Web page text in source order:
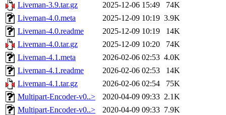
Liveman-3.9.tar.gz
2025-12-06 15:49
74K
Liveman-4.0.meta
2025-12-09 10:19 3.9K
Liveman-4.0.readme
2025-12-09 10:19
14K
Liveman-4.0.tar.gz
2025-12-09 10:20
74K
Liveman-4.1.meta
2026-02-06 02:53 4.0K
Liveman-4.1.readme
2026-02-06 02:53
14K
Liveman-4.1.tar.gz
2026-02-06 02:54
75K
Multipart-Encoder-v0..>
2020-04-09 09:33 2.1K
Multipart-Encoder-v0..>
2020-04-09 09:33 7.9K